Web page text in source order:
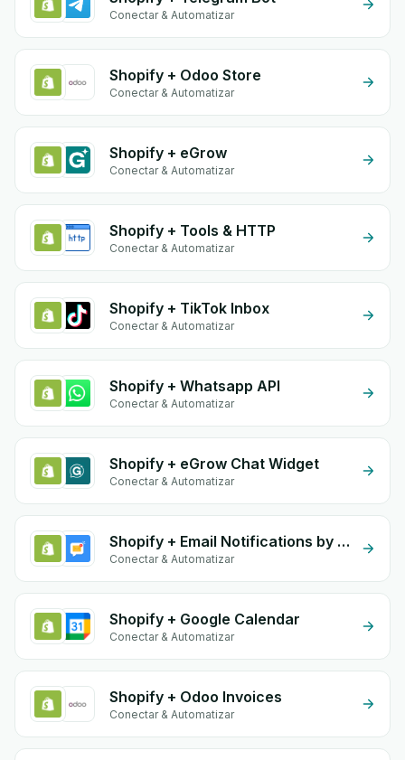
Conectar & Automatizar
Shopify + Odoo Store
Conectar & Automatizar
Shopify + eGrow
Conectar & Automatizar
Shopify + Tools & HTTP
Conectar & Automatizar
Shopify + TikTok Inbox
Conectar & Automatizar
Shopify + Whatsapp API
Conectar & Automatizar
Shopify + eGrow Chat Widget
Conectar & Automatizar
Shopify + Email Notifications by eGrow
Conectar & Automatizar
Shopify + Google Calendar
Conectar & Automatizar
Shopify + Odoo Invoices
Conectar & Automatizar